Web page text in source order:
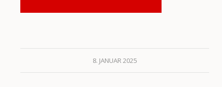
8. JANUAR 2025